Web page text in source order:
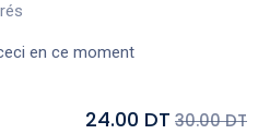
en ce moment
24.00 DT 30.00 DT